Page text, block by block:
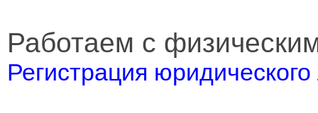
Работаем с
Регистрация